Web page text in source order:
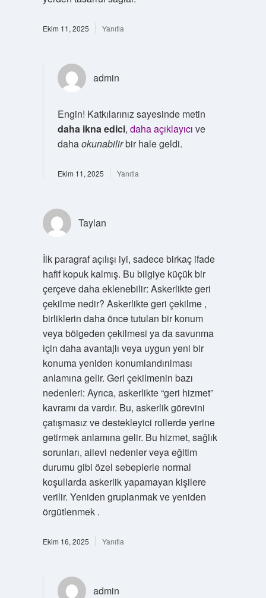
Ekim 11, 2025 Yanıtla
admin
Engin! Katkılarınız sayesinde metin
daha ikna edici, daha açıklayıcı ve
dahaokunabilirbir hale geldi.
Ekim 11, 2025 Yanıtla
Taylan
İlk paragraf açılışı iyi, sadece birkaç ifade
hafif kopuk kalmış. Bu bilgiye küçük bir
çerçeve daha eklenebilir: Askerlikte geri
çekilme nedir? Askerlikte geri çekilme ,
birliklerin daha önce tutulan bir konum
veya bölgeden çekilmesi ya da savunma
için daha avantajlı veya uygun yeni bir
konuma yeniden konumlandırılması
anlamına gelir. Geri çekilmenin bazı
nedenleri: Ayrıca, askerlikte “geri hizmet”
kavramı da vardır. Bu, askerlik görevini
çatışmasız ve destekleyici rollerde yerine
getirmek anlamına gelir. Bu hizmet, sağlık
sorunları, ailevi nedenler veya eğitim
durumu gibi özel sebeplerle normal
koşullarda askerlik yapamayan kişilere
verilir. Yeniden gruplanmak ve yeniden
örgütlenmek .
Ekim 16, 2025 Yanıtla
admin